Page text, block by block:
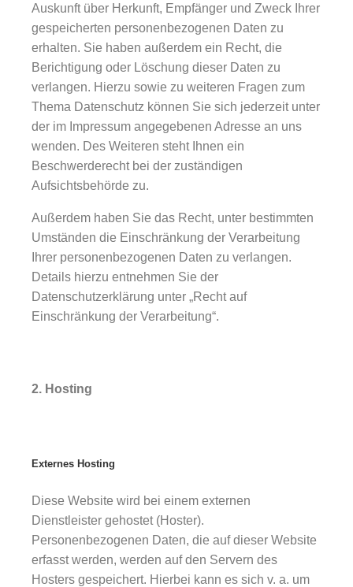
Auskunft über Herkunft, Empfänger und Zweck Ihrer
gespeicherten personenbezogenen Daten zu
erhalten. Sie haben außerdem ein Recht, die
Berichtigung oder Löschung dieser Daten zu
verlangen. Hierzu sowie zu weiteren Fragen zum
Thema Datenschutz können Sie sich jederzeit unter
der im Impressum angegebenen Adresse an uns
wenden. Des Weiteren steht Ihnen ein
Beschwerderecht bei der zuständigen
Aufsichtsbehörde zu.
Außerdem haben Sie das Recht, unter bestimmten
Umständen die Einschränkung der Verarbeitung
Ihrer personenbezogenen Daten zu verlangen.
Details hierzu entnehmen Sie der
Datenschutzerklärung unter „Recht auf
Einschränkung der Verarbeitung“.
2. Hosting
Externes Hosting
Diese Website wird bei einem externen
Dienstleister gehostet (Hoster).
Personenbezogenen Daten, die auf dieser Website
erfasst werden, werden auf den Servern des
Hosters gespeichert. Hierbei kann es sich v. a. um